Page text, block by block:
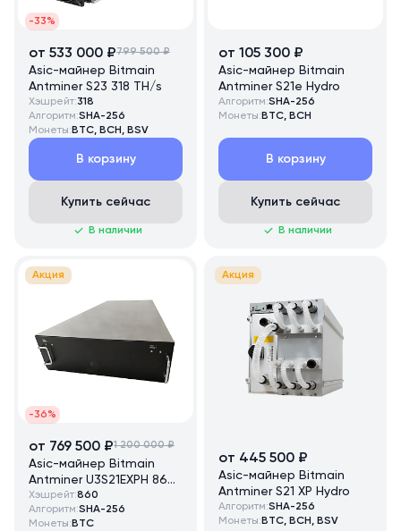
-33%
от 533 000 ₽799 500 ₽
Asic-майнер Bitmain
Antminer S23 318 TH/s
Хэшрейт:318
Алгоритм:SHA-256
Монеты: BTC, BCH, BSV
В корзину
Купить сейчас
В наличии
от 105 300 ₽
Asic-майнер Bitmain
Antminer S21e Hydro
Алгоритм:SHA-256
Монеты: BTC, BCH
В корзину
Купить сейчас
В наличии
Акция
-36%
от 769 500 ₽1 200 000 ₽
Asic-майнер Bitmain
Antminer U3S21EXPH 860
TH/s
Хэшрейт:860
Алгоритм:SHA-256
Монеты:BTC
Акция
от 445 500 ₽
Asic-майнер Bitmain
Antminer S21 XP Hydro
Алгоритм:SHA-256
Монеты: BTC, BCH, BSV